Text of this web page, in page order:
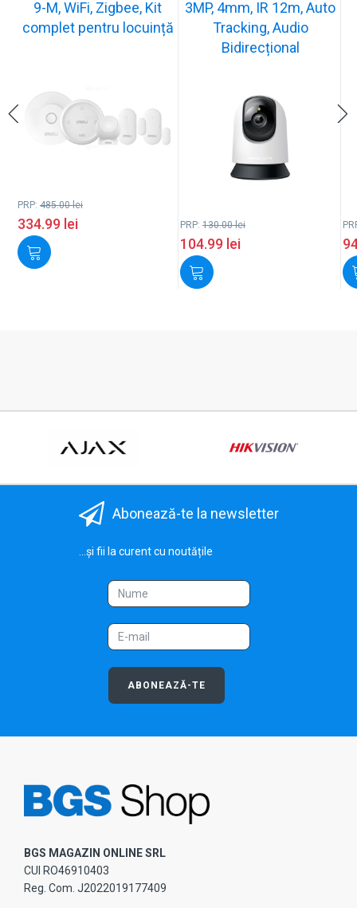
9-M, WiFi, Zigbee, Kit
complet pentru locuință
PRP: 485.00lei
334.99 lei
3MP, 4mm, IR 12m, Auto
Tracking, Audio
Bidirecțional
PRP: 130.00lei
104.99 lei
Abonează-te la newsletter
...și fii la curent cu noutățile
ABONEAZĂ-TE
BGS MAGAZIN ONLINE SRL
CUI RO46910403
Reg. Com. J2022019177409